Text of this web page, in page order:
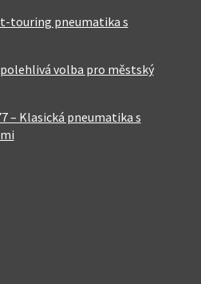
touring pneumatika s
volba pro městský
– Klasická pneumatika s